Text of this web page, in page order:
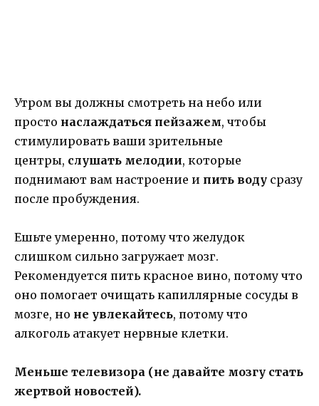
Утром вы должны смотреть на небо или
просто наслаждаться пейзажем, чтобы
стимулировать ваши зрительные
центры, слушать мелодии, которые
поднимают вам настроение и пить воду сразу
после пробуждения.
Ешьте умеренно, потому что желудок
слишком сильно загружает мозг.
Рекомендуется пить красное вино, потому что
оно помогает очищать капиллярные сосуды в
мозге, но не увлекайтесь, потому что
алкоголь атакует нервные клетки.
Меньше телевизора (не давайте мозгу стать
жертвой новостей).